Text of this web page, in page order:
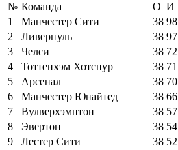
№ Команда О И
1
Манчестер Сити 38 98
2
Ливерпуль 38 97
3
Челси 38 72
4
Тоттенхэм Хотспур 38 71
5
Арсенал 38 70
6
Манчестер Юнайтед 38 66
7
Вулверхэмптон 38 57
8
Эвертон 38 54
9
Лестер Сити 38 52